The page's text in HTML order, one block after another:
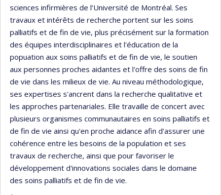
sciences infirmières de l’Université de Montréal. Ses
travaux et intérêts de recherche portent sur les soins
palliatifs et de fin de vie, plus précisément sur la formation
des équipes interdisciplinaires et l'éducation de la
popuation aux soins palliatifs et de fin de vie, le soutien
aux personnes proches aidantes et l'offre des soins de fin
de vie dans les milieux de vie. Au niveau méthodologique,
ses expertises s'ancrent dans la recherche qualitative et
les approches partenariales. Elle travaille de concert avec
plusieurs organismes communautaires en soins palliatifs et
de fin de vie ainsi qu'en proche aidance afin d'assurer une
cohérence entre les besoins de la population et ses
travaux de recherche, ainsi que pour favoriser le
développement d'innovations sociales dans le domaine
des soins palliatifs et de fin de vie.